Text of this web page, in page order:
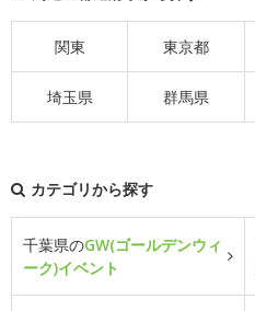
関東 東京都
埼玉県 群馬県
カテゴリから探す
千葉県のGW(ゴールデンウィ
ーク)イベント